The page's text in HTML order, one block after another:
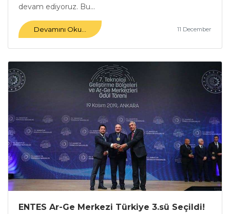
devam ediyoruz. Bu...
Devamını Oku... 11 December
ENTES Ar-Ge Merkezi Türkiye 3.sü Seçildi!